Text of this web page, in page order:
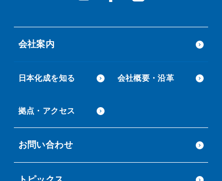
会社案内
日本化成を知る 会社概要・沿革
拠点・アクセス
お問い合わせ